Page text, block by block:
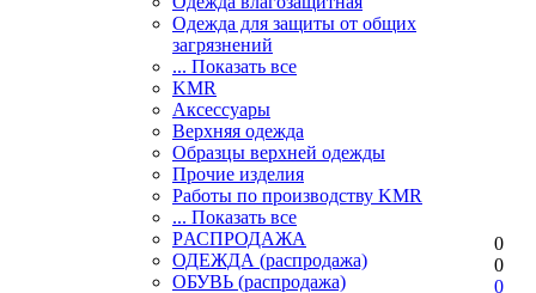
Одежда для защиты от общих
загрязнений
... Показать все
KMR
Аксессуары
Верхняя одежда
Образцы верхней одежды
Прочие изделия
Работы по производству KMR
... Показать все
PАСПРОДАЖА
ОДЕЖДА (распродажа)
ОБУВЬ (распродажа)
0
0
0